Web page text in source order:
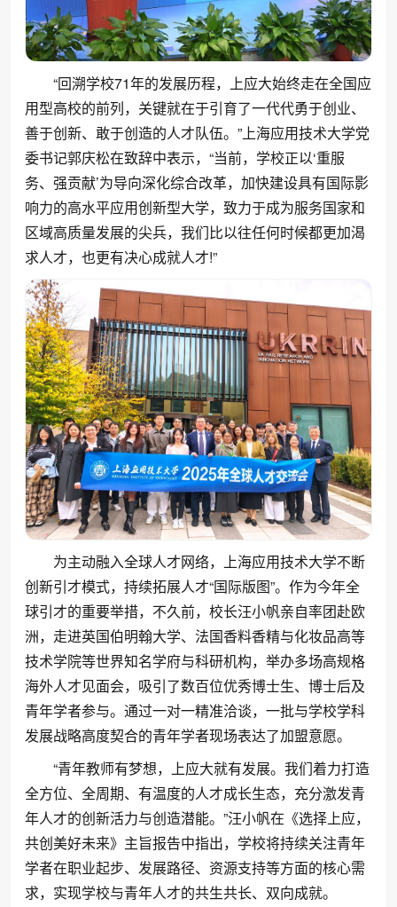
“回溯学校71年的发展历程，上应大始终走在全国应
用型高校的前列，关键就在于引育了一代代勇于创业、
善于创新、敢于创造的人才队伍。”上海应用技术大学党
委书记郭庆松在致辞中表示，“当前，学校正以‘重服
务、强贡献’为导向深化综合改革，加快建设具有国际影
响力的高水平应用创新型大学，致力于成为服务国家和
区域高质量发展的尖兵，我们比以往任何时候都更加渴
求人才，也更有决心成就人才!”
为主动融入全球人才网络，上海应用技术大学不断
创新引才模式，持续拓展人才“国际版图”。作为今年全
球引才的重要举措，不久前，校长汪小帆亲自率团赴欧
洲，走进英国伯明翰大学、法国香料香精与化妆品高等
技术学院等世界知名学府与科研机构，举办多场高规格
海外人才见面会，吸引了数百位优秀博士生、博士后及
青年学者参与。通过一对一精准洽谈，一批与学校学科
发展战略高度契合的青年学者现场表达了加盟意愿。
“青年教师有梦想，上应大就有发展。我们着力打造
全方位、全周期、有温度的人才成长生态，充分激发青
年人才的创新活力与创造潜能。”汪小帆在《选择上应，
共创美好未来》主旨报告中指出，学校将持续关注青年
学者在职业起步、发展路径、资源支持等方面的核心需
求，实现学校与青年人才的共生共长、双向成就。